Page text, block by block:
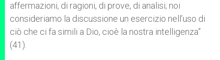
affermazioni, di ragioni, di prove, di analisi; noi
consideriamo la discussione un esercizio nell’uso di
ciò che ci fa simili a Dio, cioè la nostra intelligenza”
(41).